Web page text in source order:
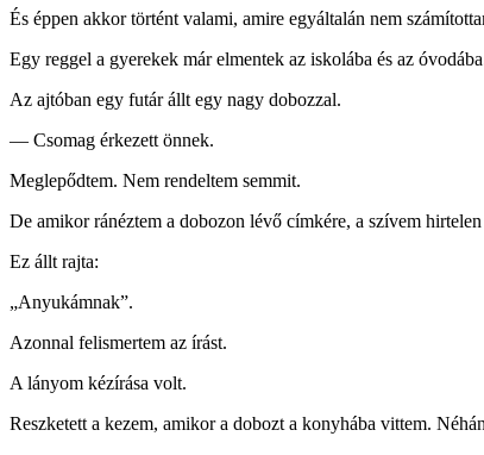
És éppen akkor történt valami, amire egyáltalán nem
Egy reggel a gyerekek már elmentek az iskolába és az
Az ajtóban egy futár állt egy nagy dobozzal.
— Csomag érkezett önnek.
Meglepődtem. Nem rendeltem semmit.
De amikor ránéztem a dobozon lévő címkére, a szívem
Ez állt rajta:
„Anyukámnak”.
Azonnal felismertem az írást.
A lányom kézírása volt.
Reszketett a kezem, amikor a dobozt a konyhába vittem.